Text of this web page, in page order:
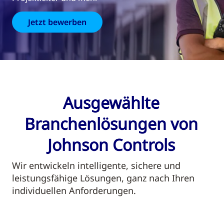
Jetzt bewerben
Ausgewählte
Branchenlösungen von
Johnson Controls
Wir entwickeln intelligente, sichere und
leistungsfähige Lösungen, ganz nach Ihren
individuellen Anforderungen.